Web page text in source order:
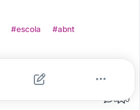
#escola
#abnt
3 0